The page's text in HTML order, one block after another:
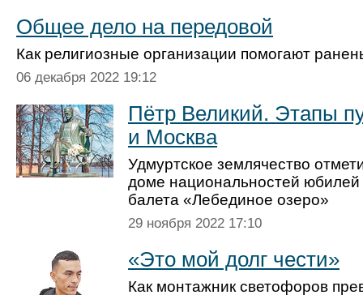
Общее дело на передовой
Как религиозные организации помогают
06 декабря 2022 19:12
Пётр Великий. Этапы
и Москва
Удмуртское землячество
доме национальностей юбилей
балета «Лебединое озеро»
29 ноября 2022 17:10
«Это мой долг чести»
Как монтажник светофоров